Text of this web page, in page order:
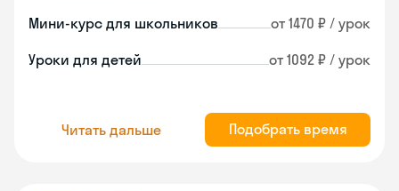
Мини-курс для школьников от 1470 ₽ / урок
Уроки для детей от 1092 ₽ / урок
Читать дальше Подобрать время